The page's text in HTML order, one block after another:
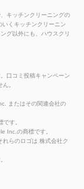
キッチンクリーニングの
くキッチンクリーニン
グ以外にも、ハウスクリ
口コミ投稿キャンペーン
。
またはその関連会社の
す。
Inc.の商標です。
らのロゴは 株式会社ク